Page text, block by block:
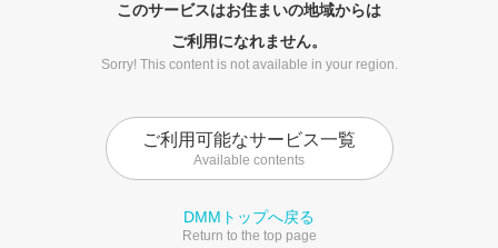
このサービスはお住まいの地域からは
ご利用になれません。
Sorry! This content is not available in your region.
ご利用可能なサービス一覧
Available contents
DMMトップへ戻る
Return to the top page